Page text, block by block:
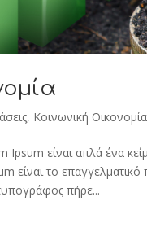
, Κοινωνική Οικονομία
είναι απλά ένα
είναι το
πήρε...